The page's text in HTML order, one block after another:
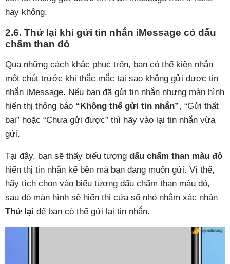
hay không.
2.6. Thử lại khi gửi tin nhắn iMessage có dấu
chấm than đỏ
Qua những cách khắc phục trên, bạn có thể kiên nhẫn
một chút trước khi thắc mắc tại sao không gửi được tin
nhắn iMessage. Nếu bạn đã gửi tin nhắn nhưng màn hình
hiển thị thông báo “Không thể gửi tin nhắn”, “Gửi thất
bại” hoặc “Chưa gửi được” thì hãy vào lại tin nhắn vừa
gửi.
Tại đây, bạn sẽ thấy biểu tượng dấu chấm than màu đỏ
hiển thị tin nhắn kế bên mà bạn đang muốn gửi. Vì thế,
hãy tích chọn vào biểu tượng dấu chấm than màu đỏ,
sau đó màn hình sẽ hiển thị cửa sổ nhỏ nhằm xác nhận
Thử lại để bạn có thể gửi lại tin nhắn.